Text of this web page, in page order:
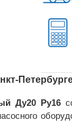
Ду20 Ру16